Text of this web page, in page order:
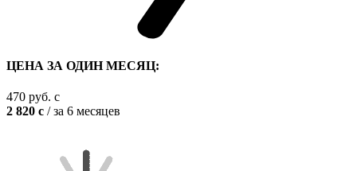
ЦЕНА ЗА ОДИН МЕСЯЦ:
470 руб. c
2 820 c / за 6 месяцев